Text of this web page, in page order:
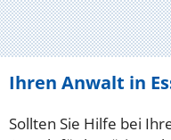
Ihren Anwalt in
Sollten Sie Hilfe bei